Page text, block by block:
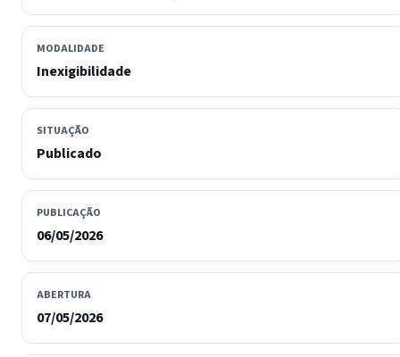
MODALIDADE
Inexigibilidade
SITUAÇÃO
Publicado
PUBLICAÇÃO
06/05/2026
ABERTURA
07/05/2026